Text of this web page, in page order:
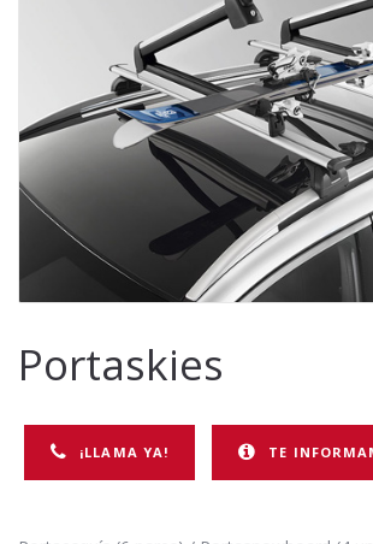
Portaskies
¡LLAMA YA! TE